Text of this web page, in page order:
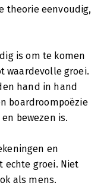
theorie eenvoudig,
is om te komen
waardevolle groei.
hand in hand
boardroompoëzie
bewezen is.
en
echte groei. Niet
als mens.